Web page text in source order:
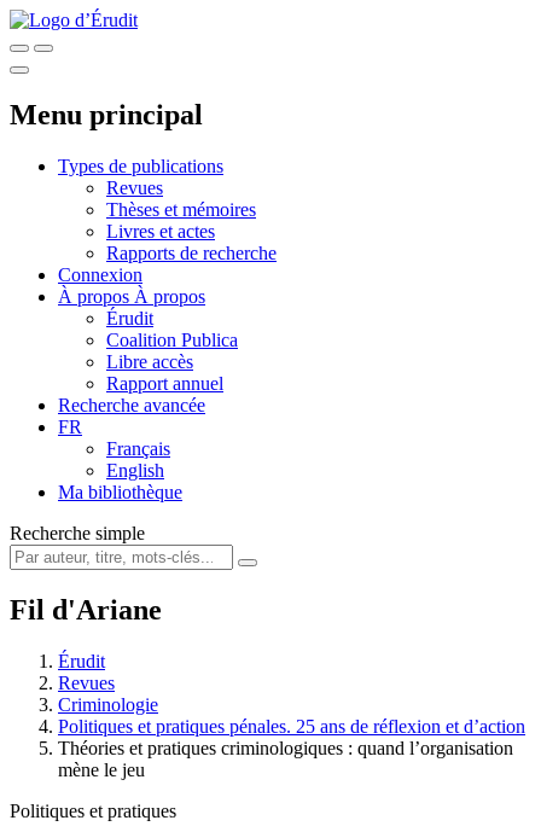
Menu principal
Types de publications
Revues
Thèses et mémoires
Livres et actes
Rapports de recherche
Connexion
À propos À propos
Érudit
Coalition Publica
Libre accès
Rapport annuel
Recherche avancée
FR
Français
English
Ma bibliothèque
Recherche simple
Fil d'Ariane
Érudit
Revues
Criminologie
Politiques et pratiques pénales. 25 ans de réflexion et d’action
Théories et pratiques criminologiques : quand l’organisation
mène le jeu
Politiques et pratiques